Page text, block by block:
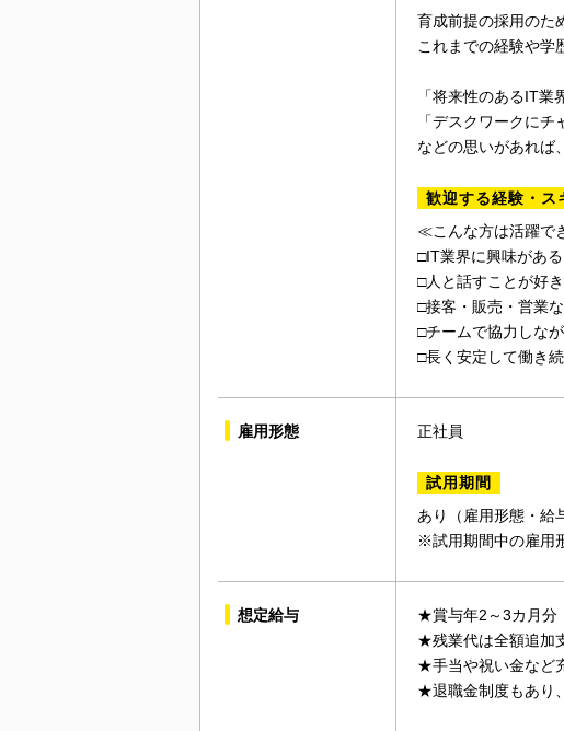
育成前提の採用のた
これまでの経験や
「将来性のあるIT業
「デスクワークにチ
などの思いがあれば
歓迎する経験・ス
≪こんな方は活躍で
□IT業界に興味がある
□人と話すことが好き
□接客・販売・営業
□チームで協力しな
□長く安定して働き
雇用形態 正社員
試用期間
あり（雇用形態・給
※試用期間中の雇用
想定給与
★賞与年2～3カ月分
★残業代は全額追加
★手当や祝い金など
★退職金制度もあり